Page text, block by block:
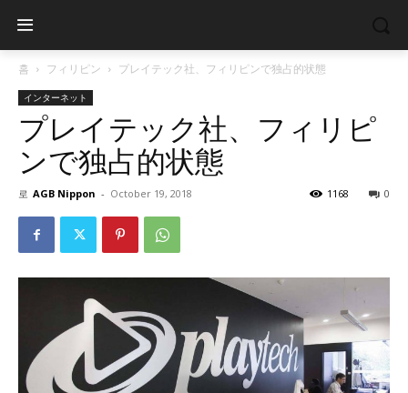
홈 フィリピン プレイテック社、フィリピンで独占的状態
インターネット
プレイテック社、フィリピ
ンで独占的状態
로 AGB Nippon - October 19, 2018 0
1168